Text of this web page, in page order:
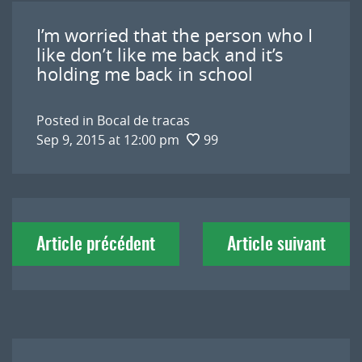
I’m worried that the person who I
like don’t like me back and it’s
holding me back in school
Posted in Bocal de tracas
Sep 9, 2015 at 12:00 pm
99
Navigation
deArticle précédent Article suivant